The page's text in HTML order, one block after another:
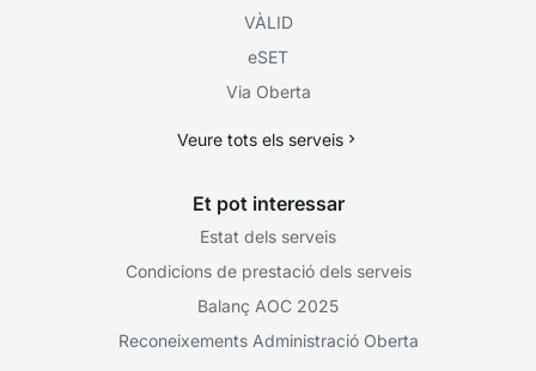
VÀLID
eSET
Via Oberta
Veure tots els serveis
Et pot interessar
Estat dels serveis
Condicions de prestació dels serveis
Balanç AOC 2025
Reconeixements Administració Oberta